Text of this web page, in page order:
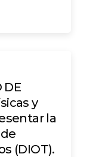
DE
y
la
(DIOT).